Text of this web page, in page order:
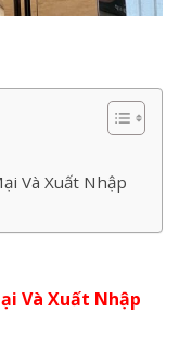
Và Xuất Nhập
Và Xuất Nhập